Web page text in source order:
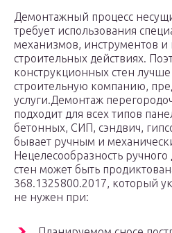
Демонтажный процесс
требует использования
механизмов, инструментов и
строительных действиях.
конструкционных стен лучше
строительную компанию,
услуги.Демонтаж
подходит для всех типов
бетонных, СИП, сэндвич,
бывает ручным и
Нецелесообразность
стен может быть
368.1325800.2017, который
не нужен при: